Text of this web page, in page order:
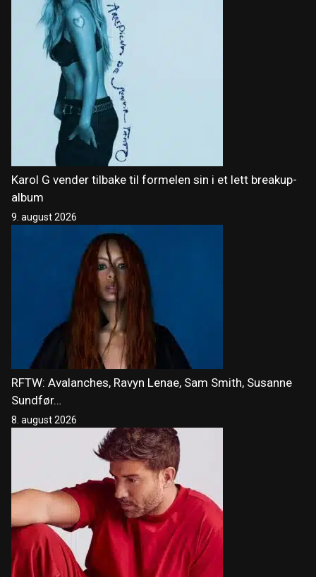
Karol G vender tilbake til formelen sin i et lett breakup-
album
9. august 2026
RFTW: Avalanches, Ravyn Lenae, Sam Smith, Susanne
Sundfør…
8. august 2026